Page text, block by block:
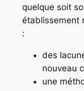
quelque soit
établissement
:
des
nouveau
une